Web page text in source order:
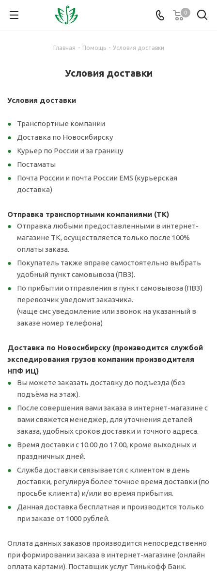
0
Главная - Помощь - Условия доставки
Условия доставки
Условия доставки
Транспортные компании
Доставка по Новосибирску
Курьер по России и за границу
Постаматы
Почта России и почта России EMS (курьерская
доставка)
Отправка транспортными компаниями (ТК)
Отправка любыми предоставленными в интернет-
магазине ТК, осуществляется только после 100%
оплаты заказа.
Покупатель также вправе самостоятельно выбрать
удобный пункт самовывоза (ПВЗ).
По прибытии отправления в пункт самовывоза (ПВЗ)
перевозчик уведомит заказчика.
(чаще смс уведомление или звонок на указанный в
заказе номер телефона)
Доставка по Новосибирску (производится службой
экспедирования грузов компании производителя
НПФ ИЦ)
Вы можете заказать доставку до подъезда (без
подъёма на этаж).
После совершения вами заказа в интернет-магазине с
вами свяжется менеджер, для уточнения деталей
заказа, удобных сроков доставки и точного адреса.
Время доставки с 10.00 до 17.00, кроме выходных и
праздничных дней.
Служба доставки связывается с клиентом в день
доставки, регулируя более точное время доставки (по
просьбе клиента) и/или во время прибытия.
Данная доставка бесплатная и производится только
при заказе от 1000 рублей.
Оплата данных заказов производится непосредственно
при формировании заказа в интернет-магазине (онлайн
оплата картами). Поставщик услуг Тинькофф Банк.